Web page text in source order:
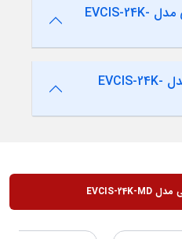
ایا کولرگازی 24000 ایوولی مدل EVCIS-24K-
کولرگازی 24000 ایوولی مدل EVCIS-24K-